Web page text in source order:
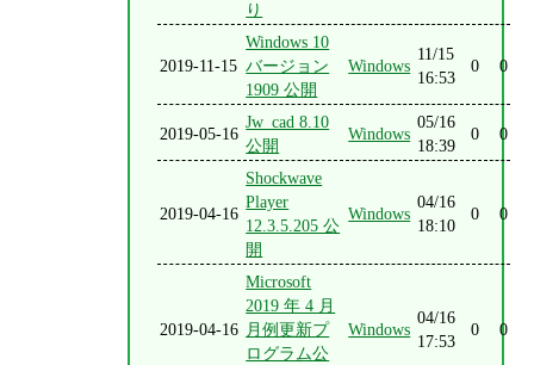
り
2019-11-15
Windows 10
バージョン
1909 公開
Windows
11/15
16:53
0 0
2019-05-16
Jw_cad 8.10
公開
Windows
05/16
18:39
0 0
2019-04-16
Shockwave
Player
12.3.5.205 公
開
Windows
04/16
18:10
0 0
2019-04-16
Microsoft
2019 年 4 月
月例更新プ
ログラム公
Windows
04/16
17:53
0 0